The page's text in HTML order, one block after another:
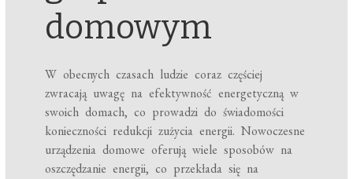
domowym
W obecnych czasach ludzie coraz częściej
zwracają uwagę na efektywność energetyczną w
swoich domach, co prowadzi do świadomości
konieczności redukcji zużycia energii. Nowoczesne
urządzenia domowe oferują wiele sposobów na
oszczędzanie energii, co przekłada się na